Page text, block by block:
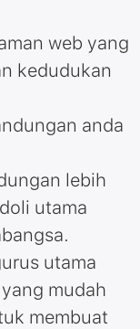
web yang
kedudukan
anda
lebih
utama
utama
mudah
membuat